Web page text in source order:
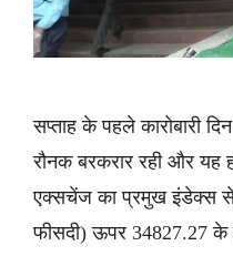
सप्ताह के पहले कारोबारी
रौनक बरकरार रही और यह
एक्सचेंज का प्रमुख इंडेक्स
फीसदी) ऊपर 34827.27